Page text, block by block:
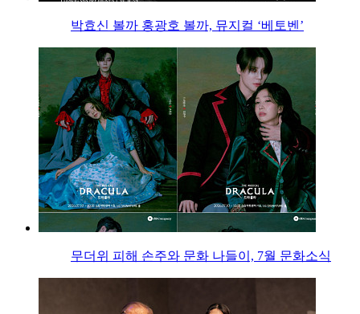
박효신 볼까 홍광호 볼까, 뮤지컬 ‘베토벤’
무더위 피해 손주와 문화 나들이, 7월 문화소식